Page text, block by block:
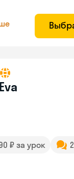
Eva
₽ за урок